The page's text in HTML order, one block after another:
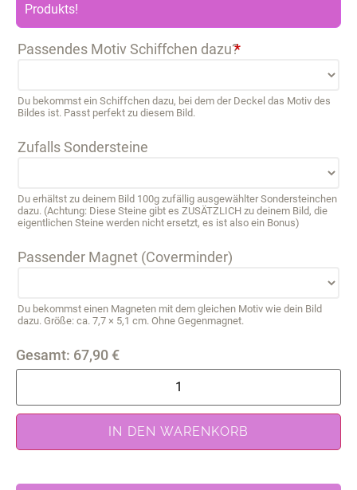
Produkts!
Passendes Motiv Schiffchen dazu?*
Du bekommst ein Schiffchen dazu, bei dem der Deckel das Motiv des
Bildes ist. Passt perfekt zu diesem Bild.
Zufalls Sondersteine
Du erhältst zu deinem Bild 100g zufällig ausgewählter Sondersteinchen
dazu. (Achtung: Diese Steine gibt es ZUSÄTZLICH zu deinem Bild, die
eigentlichen Steine werden nicht ersetzt, es ist also ein Bonus)
Passender Magnet (Coverminder)
Du bekommst einen Magneten mit dem gleichen Motiv wie dein Bild
dazu. Größe: ca. 7,7 × 5,1 cm. Ohne Gegenmagnet.
Gesamt: 67,90 €
IN DEN WARENKORB